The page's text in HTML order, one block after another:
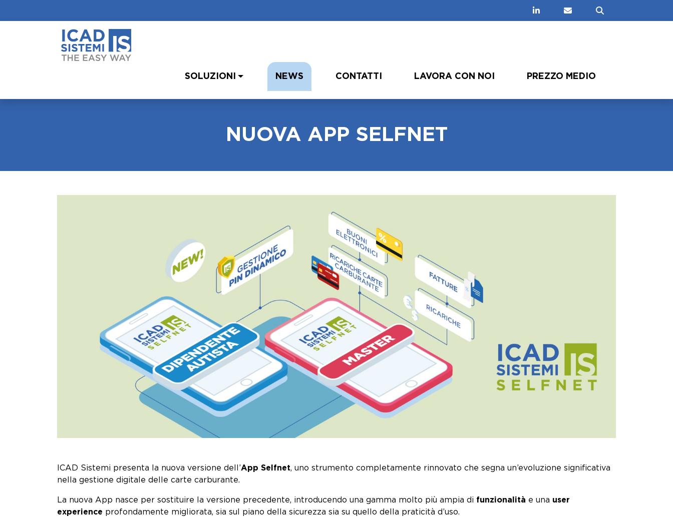
Linkedin Contatti
SOLUZIONI NEWS CONTATTI LAVORA CON NOI PREZZO MEDIO
NUOVA APP SELFNET
ICAD Sistemi presenta la nuova versione dell’App Selfnet, uno strumento completamente rinnovato che segna un’evoluzione significativa
nella gestione digitale delle carte carburante.
La nuova App nasce per sostituire la versione precedente, introducendo una gamma molto più ampia di funzionalità e una user
experience profondamente migliorata, sia sul piano della sicurezza sia su quello della praticità d’uso.